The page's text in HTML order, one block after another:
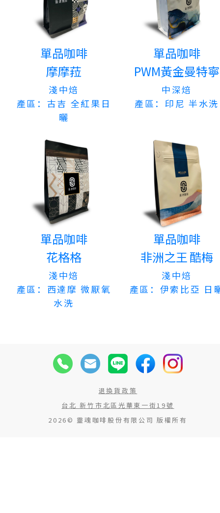
單品咖啡
摩摩菈
淺中焙
產區：古吉 全紅果日
曬
單品咖啡
PWM黃金曼特寧
中深焙
產區：印尼 半水洗
單品咖啡
花格格
淺中焙
產區：西達摩 微厭氧
水洗
單品咖啡
非洲之王 酷梅
淺中焙
產區：伊索比亞 日
退換貨政策
台北 新竹市北區光華東一街19號
2026© 靈魂咖啡股份有限公司 版權所有